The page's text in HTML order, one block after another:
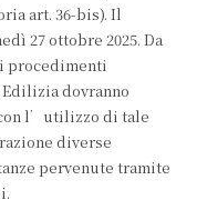
art. 36-bis). Il
27 ottobre 2025. Da
procedimenti
dovranno
l’utilizzo di tale
diverse
pervenute tramite